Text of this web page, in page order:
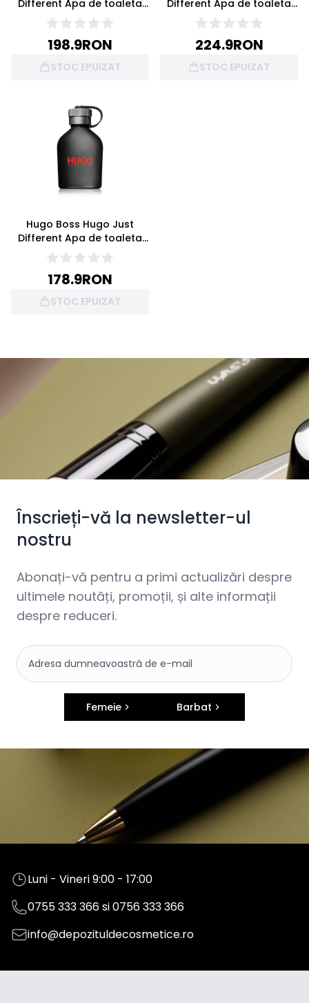
Different Apa de toaleta
40ml
198.9RON
STOC EPUIZAT
Different Apa de toaleta
125ml
224.9RON
STOC EPUIZAT
Hugo Boss Hugo Just
Different Apa de toaleta
75ml
178.9RON
STOC EPUIZAT
Înscrieți-vă la newsletter-ul
nostru
Abonați-vă pentru a primi actualizări despre
ultimele noutăți, promoții, și alte informații
despre reduceri.
Femeie Barbat
Luni - Vineri 9:00 - 17:00
0755 333 366si0756 333 366
info@depozituldecosmetice.ro